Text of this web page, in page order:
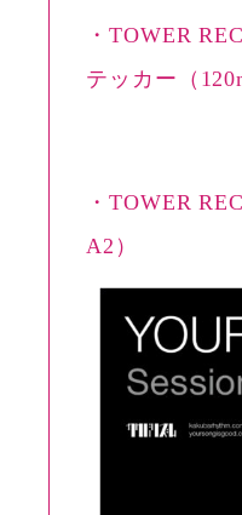
・TOWER
テッカー（
・TOWER
A2）